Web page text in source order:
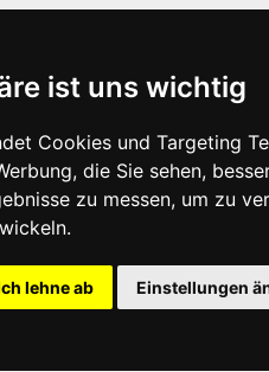
ist uns wichtig
Cookies und Targeting
die Sie sehen,
zu messen, um zu
lehne ab Einstellungen